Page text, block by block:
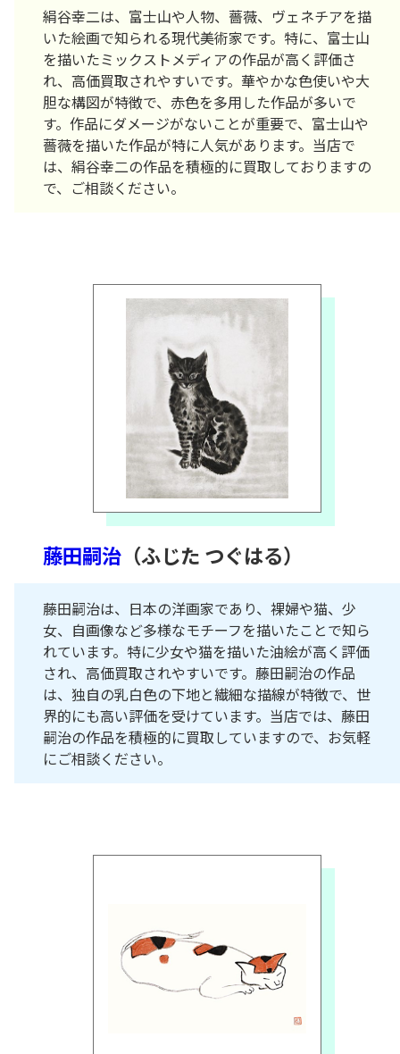
絹谷幸二は、富士山や人物、薔薇、ヴェネチアを描
いた絵画で知られる現代美術家です。特に、富士山
を描いたミックストメディアの作品が高く評価さ
れ、高価買取されやすいです。華やかな色使いや大
胆な構図が特徴で、赤色を多用した作品が多いで
す。作品にダメージがないことが重要で、富士山や
薔薇を描いた作品が特に人気があります。当店で
は、絹谷幸二の作品を積極的に買取しておりますの
で、ご相談ください。
藤田嗣治 （ふじた つぐはる）
藤田嗣治は、日本の洋画家であり、裸婦や猫、少
女、自画像など多様なモチーフを描いたことで知ら
れています。特に少女や猫を描いた油絵が高く評価
され、高価買取されやすいです。藤田嗣治の作品
は、独自の乳白色の下地と繊細な描線が特徴で、世
界的にも高い評価を受けています。当店では、藤田
嗣治の作品を積極的に買取していますので、お気軽
にご相談ください。